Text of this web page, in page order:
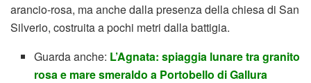
arancio-rosa, ma anche dalla presenza della chiesa di San
Silverio, costruita a pochi metri dalla battigia.
Guarda anche: L’Agnata: spiaggia lunare tra granito
rosa e mare smeraldo a Portobello di Gallura